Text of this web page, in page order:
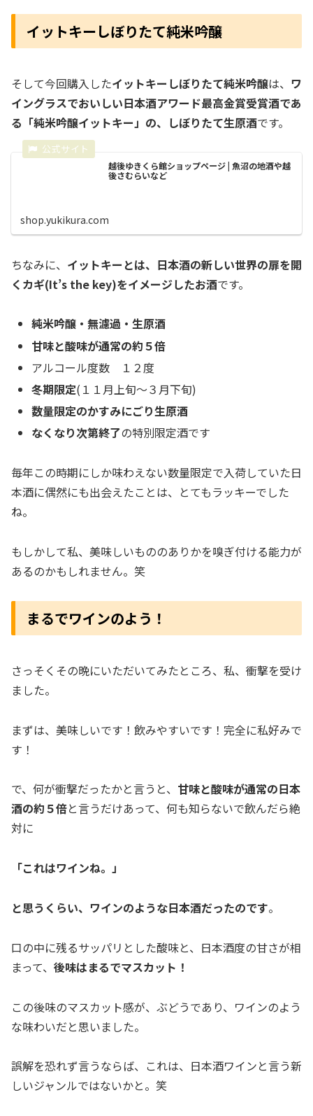
イットキーしぼりたて純米吟醸
そして今回購入したイットキーしぼりたて純米吟醸は、 ワ
イングラスでおいしい日本酒アワード最高金賞受賞酒であ
る「純米吟醸イットキー」の、しぼりたて生原酒です。
越後ゆきくら館ショップページ | 魚沼の地酒や越
後さむらいなど
shop.yukikura.com
ちなみに、 イットキーとは、日本酒の新しい世界の扉を開
くカギ(It’s the key)をイメージしたお酒です。
純米吟醸・無濾過・生原酒
甘味と酸味が通常の約５倍
アルコール度数 １２度
冬期限定(１１月上旬～３月下旬)
数量限定のかすみにごり生原酒
なくなり次第終了の特別限定酒です
毎年この時期にしか味わえない数量限定で入荷していた日
本酒に偶然にも出会えたことは、とてもラッキーでした
ね。
もしかして私、美味しいもののありかを嗅ぎ付ける能力が
あるのかもしれません。笑
まるでワインのよう！
さっそくその晩にいただいてみたところ、私、衝撃を受け
ました。
まずは、美味しいです！飲みやすいです！完全に私好みで
す！
で、何が衝撃だったかと言うと、 甘味と酸味が通常の日本
酒の約５倍と言うだけあって、何も知らないで飲んだら絶
対に
「これはワインね。」
と思うくらい、ワインのような日本酒だったのです。
口の中に残るサッパリとした酸味と、日本酒度の甘さが相
まって、 後味はまるでマスカット！
この後味のマスカット感が、ぶどうであり、ワインのよう
な味わいだと思いました。
誤解を恐れず言うならば、これは、日本酒ワインと言う新
しいジャンルではないかと。笑